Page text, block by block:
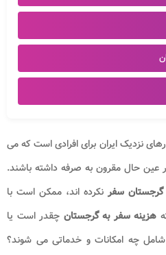
نزدیک ایران برای افرادی است که می
عین حال مقرون به صرفه داشته باشند.
گرجستان سفرنکرده اند، ممکن است با
هزینه سفر به گرجستان چقدر است یا
شامل چه امکانات و خدماتی می شوند؟